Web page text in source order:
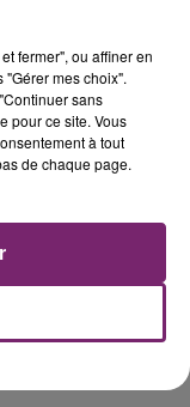
fermer", ou affiner en
mes choix".
sans
pour ce site. Vous
à tout
de chaque page.